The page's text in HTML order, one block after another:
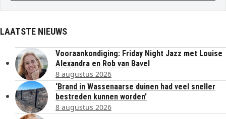
LAATSTE NIEUWS
Vooraankondiging: Friday Night Jazz met Louise
Alexandra en Rob van Bavel
8 augustus 2026
‘Brand in Wassenaarse duinen had veel sneller
bestreden kunnen worden’
8 augustus 2026